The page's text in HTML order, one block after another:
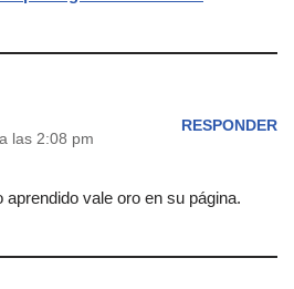
las 2:08 pm
RESPONDER
vale oro en su página.